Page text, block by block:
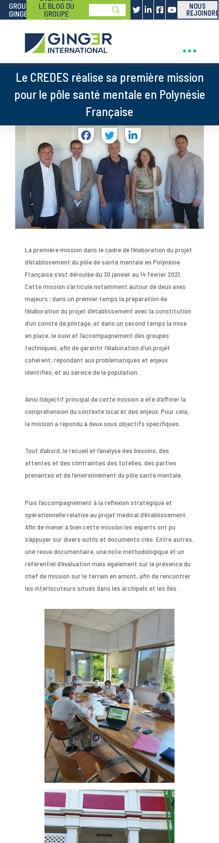
GROUPE
GINGER
LE BLOG DU
GROUPE
GINGER
Search
Submit
NOUS
REJOINDRE
Le CREDES réalise sa première mission
pour le pôle santé mentale en Polynésie
Française
La première mission dans le cadre de l’élaboration du projet
d’établissement du pôle de santé mentale en Polynésie
Française s’est déroulée du 30 janvier au 14 février 2021.
Cette mission s’articule notamment autour de deux axes
majeurs ; dans un premier temps la préparation de
l’élaboration du projet d’établissement avec la constitution
d’un comité de pilotage, et dans un second temps la mise
en place, le suivi et l’accompagnement des groupes
techniques, afin de garantir l’élaboration d‘un projet
cohérent, répondant aux problématiques et enjeux
identifiés, et au service de la population.
Ainsi l’objectif principal de cette mission a été d’affiner la
compréhension du contexte local et des enjeux. Pour cela,
la mission a répondu à deux sous objectifs spécifiques.
Tout d’abord, le recueil et l’analyse des besoins, des
attentes et des contraintes des tutelles, des parties
prenantes et de l’environnement du pôle santé mentale.
Puis l’accompagnement à la réflexion stratégique et
opérationnelle relative au projet médical d’établissement.
Afin de mener à bien cette mission les experts ont pu
s’appuyer sur divers outils et documents clés. Entre autres,
une revue documentaire, une note méthodologique et un
référentiel d’évaluation mais également sur la présence du
chef de mission sur le terrain en amont, afin de rencontrer
les interlocuteurs situés dans les archipels et les îles.